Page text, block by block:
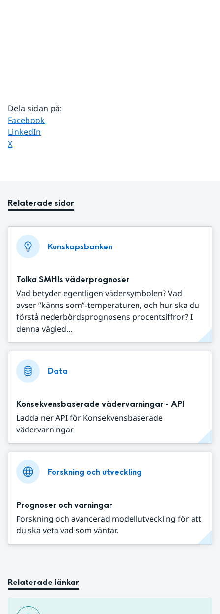
Dela sidan på:
Dela sidan på
Facebook
Dela sidan på
LinkedIn
Dela sidan på
X
Relaterade sidor
Kunskapsbanken
Tolka SMHIs väderprognoser
Vad betyder egentligen vädersymbolen? Vad
avser ”känns som”-temperaturen, och hur ska du
förstå nederbördsprognosens procentsiffror? I
denna vägled...
Data
Konsekvensbaserade vädervarningar - API
Ladda ner API för Konsekvensbaserade
vädervarningar
Forskning och utveckling
Prognoser och varningar
Forskning och avancerad modellutveckling för att
du ska veta vad som väntar.
Relaterade länkar